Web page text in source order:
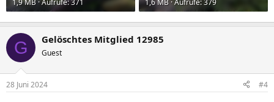
G Gelöschtes Mitglied 12985
Guest
28 Juni 2024 #4